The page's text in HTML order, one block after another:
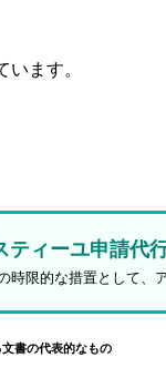
ます。
ティーユ申請代
限的な措置として
書の代表的なもの